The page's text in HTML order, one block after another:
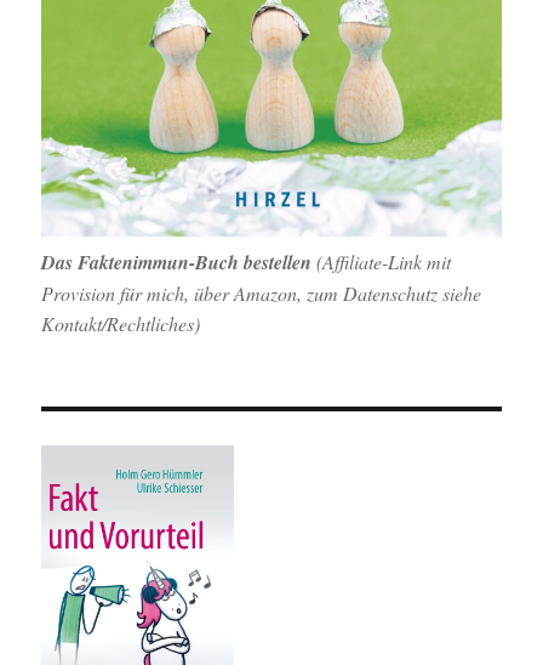
Das Faktenimmun-Buch bestellen (Affiliate-Link mit
Provision für mich, über Amazon, zum Datenschutz siehe
Kontakt/Rechtliches)